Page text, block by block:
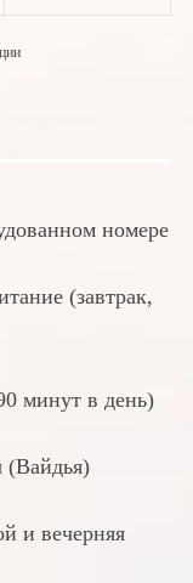
номере
(завтрак,
минут в день)
(Вайдья)
и вечерняя